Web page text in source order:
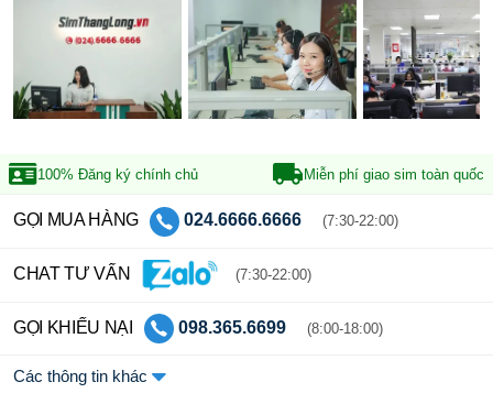
100% Đăng ký chính chủ Miễn phí giao sim toàn quốc
GỌI MUA HÀNG 024.6666.6666 (7:30-22:00)
CHAT TƯ VẤN (7:30-22:00)
GỌI KHIẾU NẠI 098.365.6699 (8:00-18:00)
Các thông tin khác